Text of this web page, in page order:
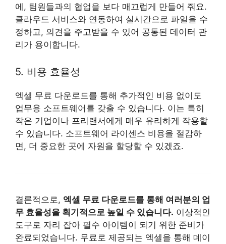
에, 팀원들과의 협업을 보다 매끄럽게 만들어 줘요.
클라우드 서비스와 연동하여 실시간으로 파일을 수
정하고, 의견을 주고받을 수 있어 공통된 데이터 관
리가 용이합니다.
5. 비용 효율성
엑셀 무료 다운로드를 통해 추가적인 비용 없이도
업무용 소프트웨어를 갖출 수 있습니다. 이는 특히
작은 기업이나 프리랜서에게 매우 유리하게 작용할
수 있습니다. 소프트웨어 라이센스 비용을 절감하
면, 더 중요한 곳에 자원을 할당할 수 있겠죠.
결론적으로, 엑셀 무료 다운로드를 통해 여러분의 업
무 효율성을 획기적으로 높일 수 있습니다. 이상적인
도구로 자리 잡아 필수 아이템이 되기 위한 준비가
완료되었습니다. 무료로 제공되는 엑셀을 통해 데이